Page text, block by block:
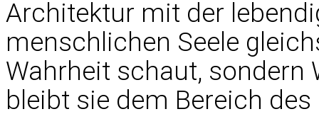
Architektur mit der
menschlichen Seele
Wahrheit schaut, sondern
bleibt sie dem Bereich